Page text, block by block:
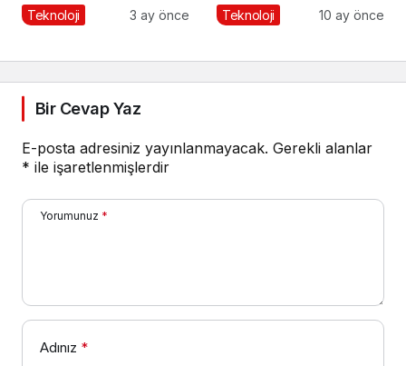
‘Build’, Ne Zaman
Teknoloji 3 ay önce
Stratejik Ortağına
Teknoloji 10 ay önce
Bir Cevap Yaz
E-posta adresiniz yayınlanmayacak. Gerekli alanlar
* ile işaretlenmişlerdir
Yorumunuz *
Adınız *